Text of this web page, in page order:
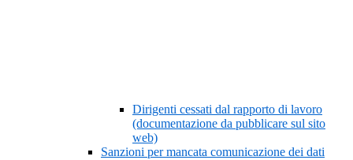
Dirigenti cessati dal rapporto di lavoro
(documentazione da pubblicare sul sito
web)
Sanzioni per mancata comunicazione dei dati